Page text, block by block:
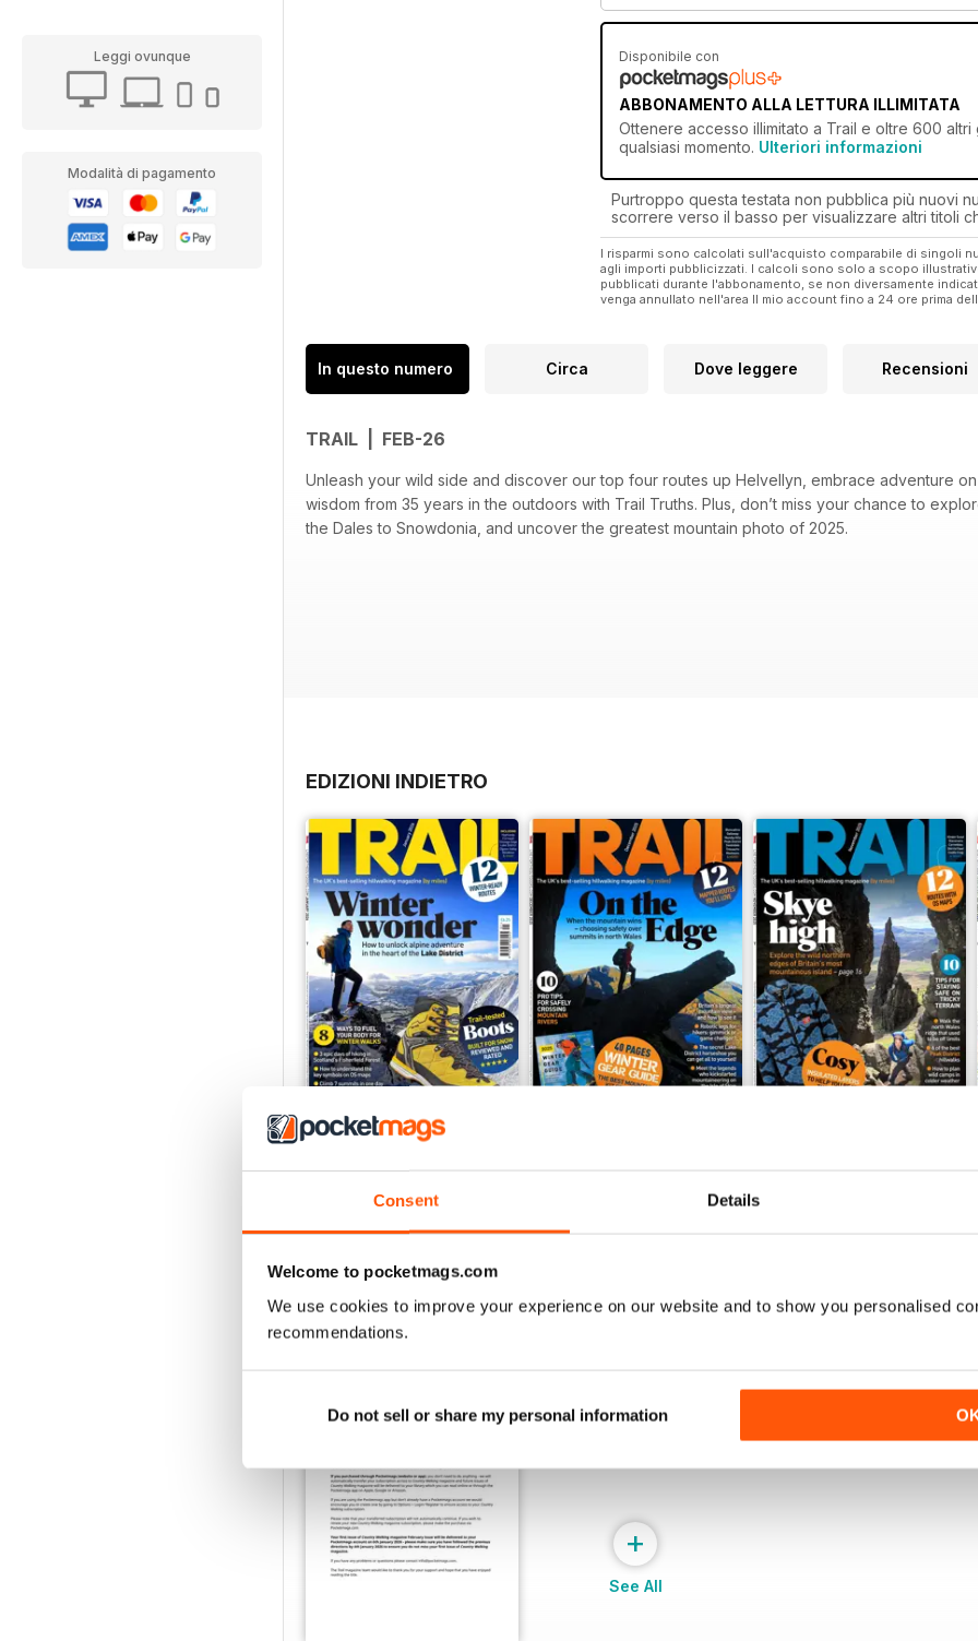
Consent Details
Welcome to pocketmags.com
We use cookies to improve your experience on our website and to show you personalised
recommendations.
Do not sell or share my personal information
Leggi ovunque
Modalità di pagamento
Disponibile con
ABBONAMENTO ALLA LETTURA ILLIMITATA
Ottenere accesso illimitato a Trail e oltre 600 altri
qualsiasi momento. Ulteriori informazioni
Purtroppo questa testata non pubblica più nuovi
scorrere verso il basso per visualizzare altri titoli
I risparmi sono calcolati sull'acquisto comparabile di singoli
agli importi pubblicizzati. I calcoli sono solo a scopo
pubblicati durante l'abbonamento, se non diversamente
venga annullato nell'area Il mio account fino a 24 ore prima
In questo numero Circa Dove leggere Recensioni
TRAIL | FEB-26
Unleash your wild side and discover our top four routes up Helvellyn, embrace adventure on
wisdom from 35 years in the outdoors with Trail Truths. Plus, don’t miss your chance to
the Dales to Snowdonia, and uncover the greatest mountain photo of 2025.
EDIZIONI INDIETRO
Jan-26
Acquista per€6,99
Al carrello
Acquista per€6,99
Acquista per€6,99
Vista
SPECIAL EDITIONS
+
See All